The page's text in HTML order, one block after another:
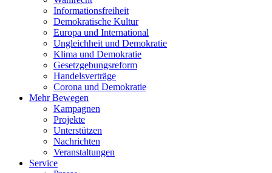
Informationsfreiheit
Demokratische Kultur
Europa und International
Ungleichheit und Demokratie
Klima und Demokratie
Gesetzgebungsreform
Handelsverträge
Corona und Demokratie
Mehr Bewegen
Kampagnen
Projekte
Unterstützen
Nachrichten
Veranstaltungen
Service